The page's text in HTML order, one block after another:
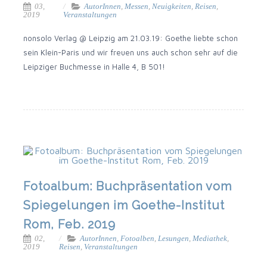
03,
2019
AutorInnen Messen Neuigkeiten Reisen
Veranstaltungen
non­so­lo Ver­lag @ Leip­zig am 21.03.19: Goe­the lieb­te schon
sein Klein-Paris und wir freu­en uns auch schon sehr auf die
Leip­zi­ger Buch­mes­se in Hal­le 4, B 501!
Fotoalbum: Buchpräsentation vom
Spiegelungen im Goethe-Institut
Rom, Feb. 2019
02,
2019
AutorInnen Fotoalben Lesungen Mediathek,
Reisen Veranstaltungen